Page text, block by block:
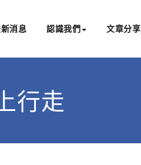
消息 認識我們 文章分享
行走